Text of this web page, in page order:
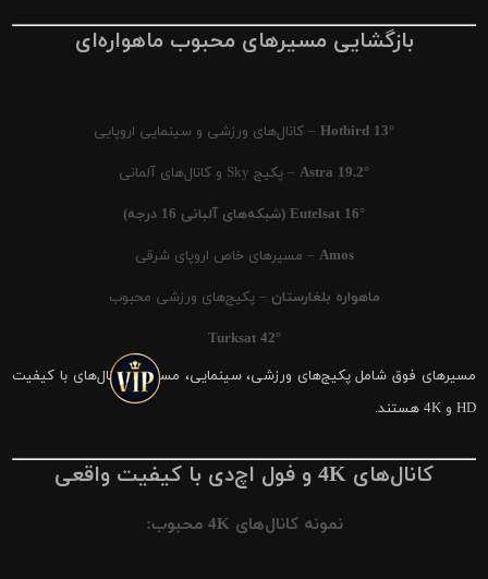
بازگشایی مسیرهای محبوب ماهواره‌ای
Hotbird 13° – کانال‌های ورزشی و سینمایی اروپایی
Astra 19.2° – پکیج Sky و کانال‌های آلمانی
Eutelsat 16° (شبکه‌های آلبانی 16 درجه)
Amos – مسیرهای خاص اروپای شرقی
ماهواره بلغارستان – پکیج‌های ورزشی محبوب
Turksat 42°
مسیرهای فوق شامل پکیج‌های ورزشی، سینمایی، مستند و کانال‌های با کیفیت
HD و 4K هستند.
کانال‌های 4K و فول اچ‌دی با کیفیت واقعی
نمونه کانال‌های 4K محبوب: